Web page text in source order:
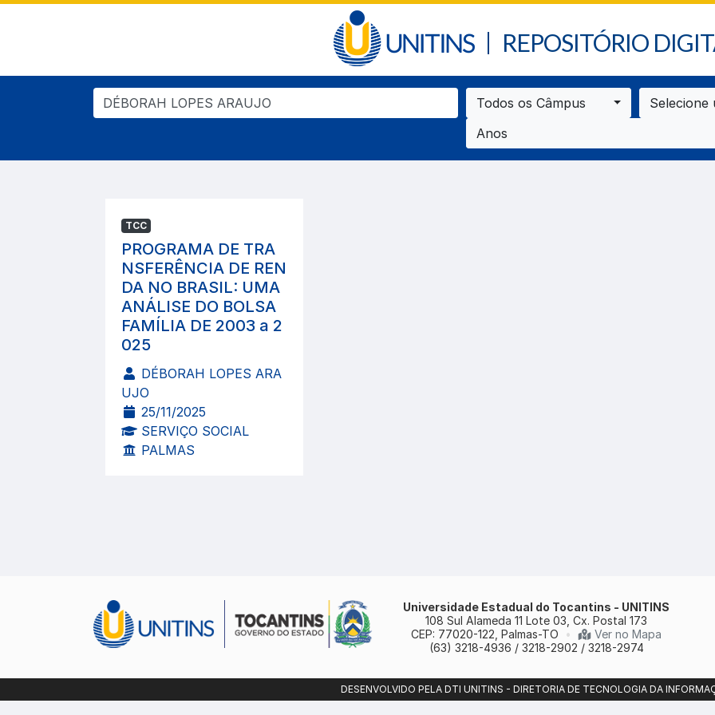
REPOSITÓRIO
Todos os Câmpus
Selecione
Anos
TCC
PROGRAMA DE TRA
NSFERÊNCIA DE REN
DA NO BRASIL: UMA
ANÁLISE DO BOLSA
FAMÍLIA DE 2003 a 2
025
DÉBORAH LOPES ARA
UJO
25/11/2025
SERVIÇO SOCIAL
PALMAS
Universidade Estadual do Tocantins - UNITINS
108 Sul Alameda 11 Lote 03, Cx. Postal 173
CEP: 77020-122, Palmas-TO
•
Ver no Mapa
(63) 3218-4936 / 3218-2902 / 3218-2974
DESENVOLVIDO PELA DTI UNITINS - DIRETORIA DE TECNOLOGIA DA